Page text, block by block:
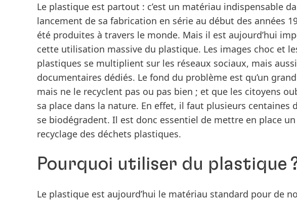
Le plastique est partout : c’est un matériau indispensable
lancement de sa fabrication en série au début des années
été produites à travers le monde. Mais il est aujourd’hui
cette utilisation massive du plastique. Les images choc et
plastiques se multiplient sur les réseaux sociaux, mais
documentaires dédiés. Le fond du problème est qu’un
mais ne le recyclent pas ou pas bien ; et que les citoyens
sa place dans la nature. En effet, il faut plusieurs centaines
se biodégradent. Il est donc essentiel de mettre en place
recyclage des déchets plastiques.
Pourquoi utiliser du plastique
Le plastique est aujourd’hui le matériau standard pour de